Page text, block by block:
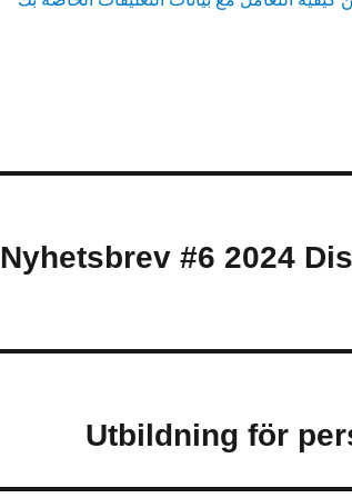
(Svenska) Nyhetsbrev #6